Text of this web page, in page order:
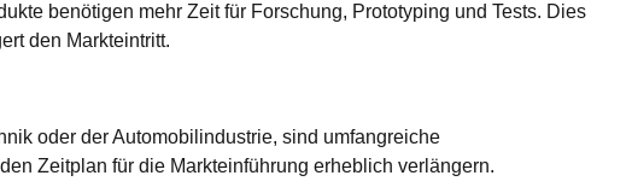
benötigen mehr Zeit für Forschung, Prototyping und Tests. Dies
den Markteintritt.
oder der Automobilindustrie, sind umfangreiche
Zeitplan für die Markteinführung erheblich verlängern.